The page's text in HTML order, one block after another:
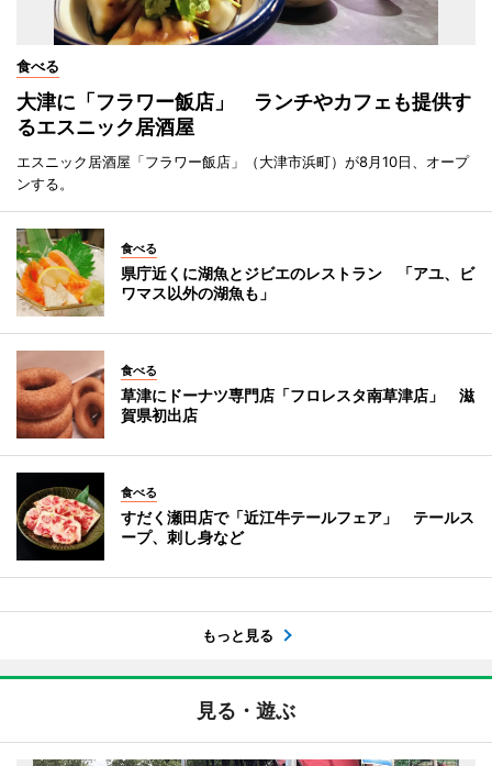
食べる
大津に「フラワー飯店」 ランチやカフェも提供す
るエスニック居酒屋
エスニック居酒屋「フラワー飯店」（大津市浜町）が8月10日、オープ
ンする。
食べる
県庁近くに湖魚とジビエのレストラン 「アユ、ビ
ワマス以外の湖魚も」
食べる
草津にドーナツ専門店「フロレスタ南草津店」 滋
賀県初出店
食べる
すだく瀬田店で「近江牛テールフェア」 テールス
ープ、刺し身など
もっと見る
見る・遊ぶ